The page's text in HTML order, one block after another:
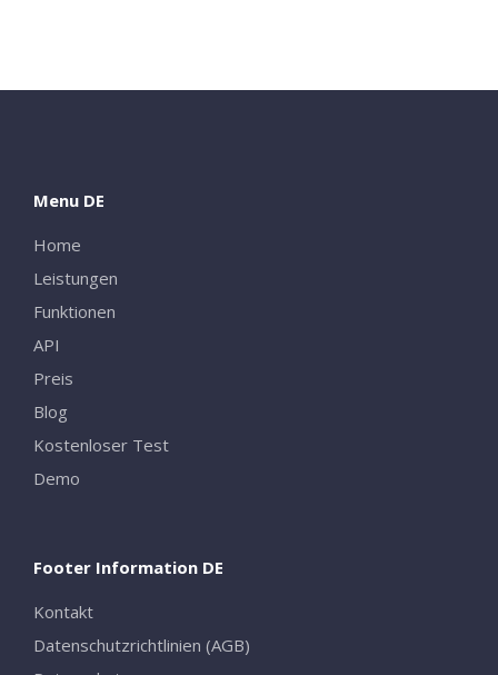
Menu DE
Home
Leistungen
Funktionen
API
Preis
Blog
Kostenloser Test
Demo
Footer Information DE
Kontakt
Datenschutzrichtlinien (AGB)